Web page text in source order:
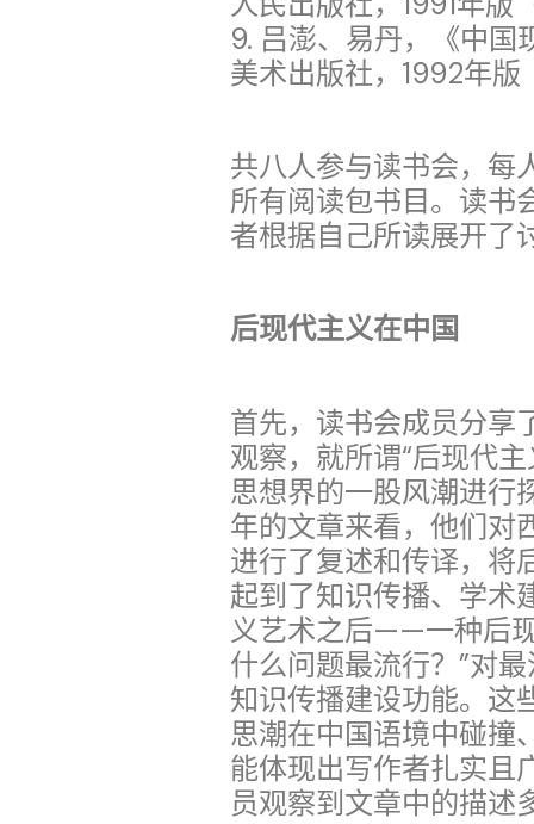
9. 吕澎、易丹，《中
美术出版社，1992年版
共八人参与读书会，每
所有阅读包书目。读书
者根据自己所读展开了
后现代主义在中国
首先，读书会成员分享
观察，就所谓“后现代
思想界的一股风潮进行
年的文章来看，他们对
进行了复述和传译，将
起到了知识传播、学术
义艺术之后——一种后
什么问题最流行？”对
知识传播建设功能。这
思潮在中国语境中碰撞
能体现出写作者扎实且
员观察到文章中的描述